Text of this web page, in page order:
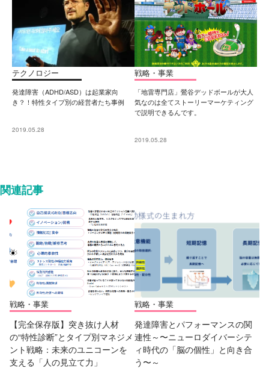
テクノロジー
発達障害（ADHD/ASD）は起業家向
き？！特性タイプ別の経営者たち事例
2019.05.28
戦略・事業
「地雷専門店」鶯谷デッドボールが大人
気なのは全てストーリーマーケティング
で説明できるんです。
2019.05.28
関連記事
戦略・事業
【完全保存版】突き抜け人材
の“特性診断”とタイプ別マネジメ
ント戦略：未来のユニコーンを
支える「人の見立て力」
戦略・事業
発達障害とパフォーマンスの関
連性～〜ニューロダイバーシテ
ィ時代の「脳の個性」と向き合
う〜～